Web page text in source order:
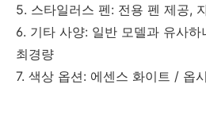
5. 스타일러스 펜: 전용 펜 제공,
6. 기타 사양: 일반 모델과 유사
최경량
7. 색상 옵션: 에센스 화이트 / 옵